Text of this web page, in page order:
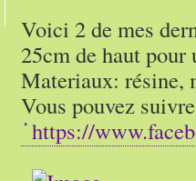
Voici 2 de mes
25cm de haut pour
Materiaux: résine,
Vous pouvez
https://